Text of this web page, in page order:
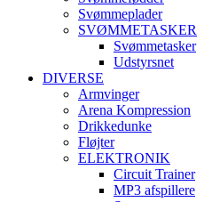
Svømmeplader
SVØMMETASKER
Svømmetasker
Udstyrsnet
DIVERSE
Armvinger
Arena Kompression
Drikkedunke
Fløjter
ELEKTRONIK
Circuit Trainer
MP3 afspillere